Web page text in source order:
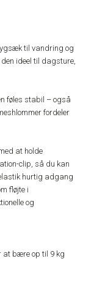
til vandring og
ideel til dagsture,
føles stabil – også
fordeler
at holde
clip, så du kan
hurtig adgang
fløjte i
og
at bære op til 9 kg